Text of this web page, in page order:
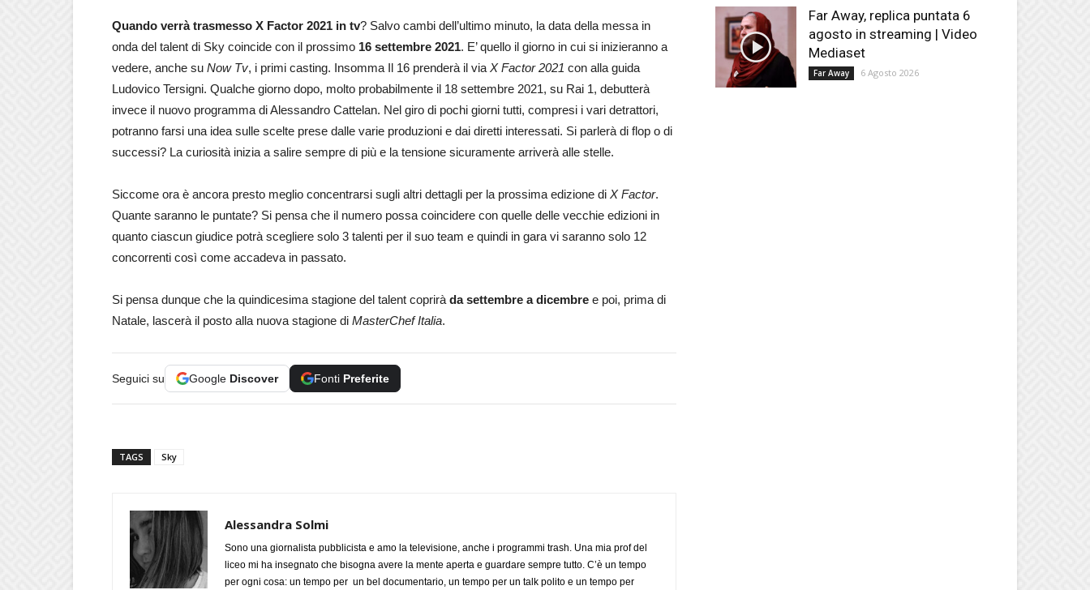
Quando verrà trasmesso X Factor 2021 in tv? Salvo cambi dell’ultimo minuto, la data della messa in
onda del talent di Sky coincide con il prossimo 16 settembre 2021. E’ quello il giorno in cui si inizieranno a
vedere, anche su Now Tv, i primi casting. Insomma Il 16 prenderà il via X Factor 2021 con alla guida
Ludovico Tersigni. Qualche giorno dopo, molto probabilmente il 18 settembre 2021, su Rai 1, debutterà
invece il nuovo programma di Alessandro Cattelan. Nel giro di pochi giorni tutti, compresi i vari detrattori,
potranno farsi una idea sulle scelte prese dalle varie produzioni e dai diretti interessati. Si parlerà di flop o di
successi? La curiosità inizia a salire sempre di più e la tensione sicuramente arriverà alle stelle.
Siccome ora è ancora presto meglio concentrarsi sugli altri dettagli per la prossima edizione di X Factor.
Quante saranno le puntate? Si pensa che il numero possa coincidere con quelle delle vecchie edizioni in
quanto ciascun giudice potrà scegliere solo 3 talenti per il suo team e quindi in gara vi saranno solo 12
concorrenti così come accadeva in passato.
Si pensa dunque che la quindicesima stagione del talent coprirà da settembre a dicembre e poi, prima di
Natale, lascerà il posto alla nuova stagione di MasterChef Italia.
Seguici su Google Discover Fonti Preferite
TAGS Sky
Alessandra Solmi
Sono una giornalista pubblicista e amo la televisione, anche i programmi trash. Una mia prof del
liceo mi ha insegnato che bisogna avere la mente aperta e guardare sempre tutto. C’è un tempo
per ogni cosa: un tempo per un bel documentario, un tempo per un talk polito e un tempo per
Far Away, replica puntata 6
agosto in streaming | Video
Mediaset
Far Away 6 Agosto 2026